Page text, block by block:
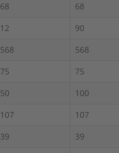
68 68
12 90
568 568
75 75
50 100
107 107
39
39